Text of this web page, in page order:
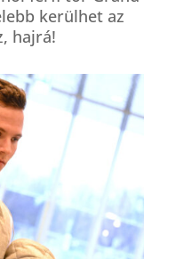
kerülhet az
hajrá!